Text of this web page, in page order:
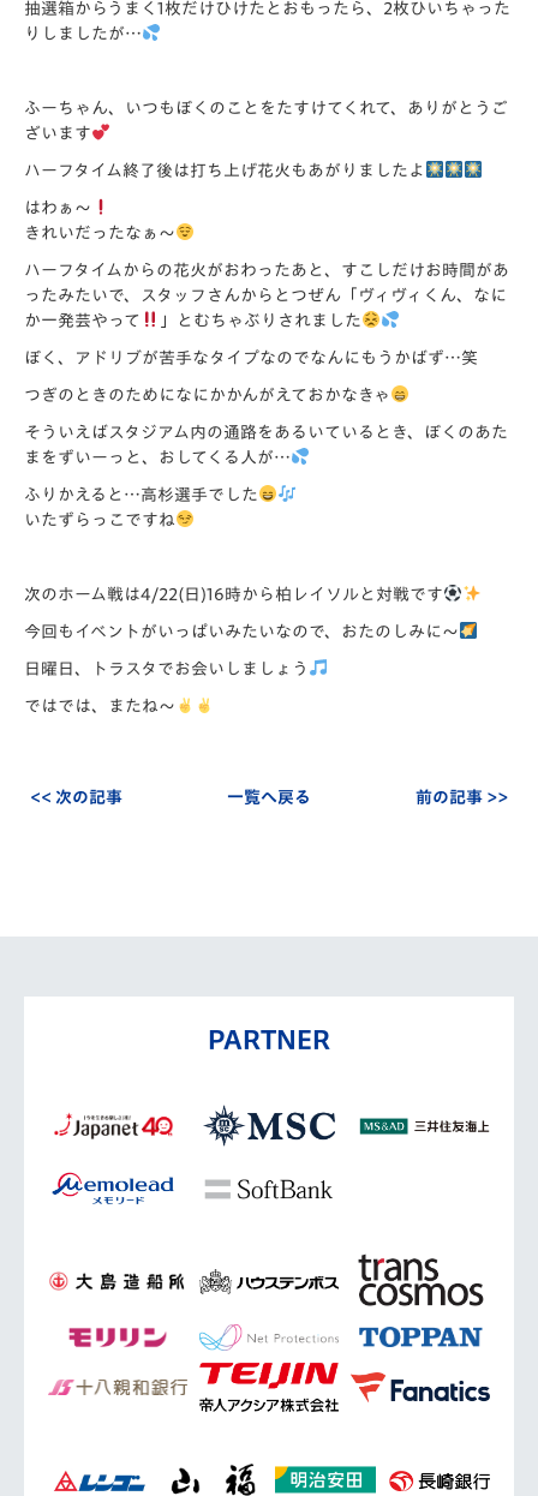
抽選箱からうまく1枚だけひけたとおもったら、 2枚ひいちゃった
りしましたが…
ふーちゃん、いつもぼくのことをたすけてくれて、 ありがとうご
ざいます
ハーフタイム終了後は打ち上げ花火もあがりましたよ
はわぁ～
きれいだったなぁ～
ハーフタイムからの花火がおわったあと、 すこしだけお時間があ
ったみたいで、スタッフさんからとつぜん「 ヴィヴィくん、なに
か一発芸やって
」とむちゃぶりされました
ぼく、アドリブが苦手なタイプなのでなんにもうかばず…笑
つぎのときのためになにかかんがえておかなきゃ
そういえばスタジアム内の通路をあるいているとき、
ぼくのあた
まをずいーっと、おしてくる人が…
ふりかえると…高杉選手でした
いたずらっこですね
次のホーム戦は4/22(日)16時から柏レイソルと対戦です
今回もイベントがいっぱいみたいなので、おたのしみに～
日曜日、トラスタでお会いしましょう
ではでは、またね～
<< 次の記事 一覧へ戻る 前の記事 >>
PARTNER